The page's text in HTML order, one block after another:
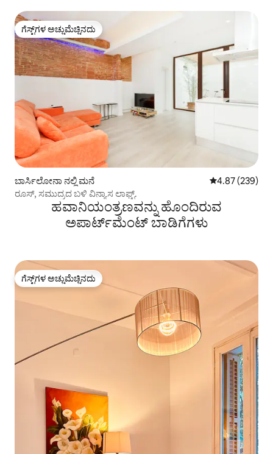
ಗೆಸ್ಟ್‌ಗಳ ಅಚ್ಚುಮೆಚ್ಚಿನದು
ಗೆಸ್ಟ್‌ಗಳ ಅಚ್ಚುಮೆಚ್ಚಿನದು
ಬಾರ್ಸಿಲೋನಾ ನಲ್ಲಿ ಮನೆ 5 ರಲ್ಲಿ 4.87
4.87 (239)
ರೂಸ್, ಸಮುದ್ರದ ಬಳಿ ವಿನ್ಯಾಸ ಲಾಫ್ಟ್.
ಹವಾನಿಯಂತ್ರಣವನ್ನು ಹೊಂದಿರುವ
ಅಪಾರ್ಟ್‌ಮೆಂಟ್‌ ಬಾಡಿಗೆಗಳು
ಗೆಸ್ಟ್‌ಗಳ ಅಚ್ಚುಮೆಚ್ಚಿನದು
ಗೆಸ್ಟ್‌ಗಳ ಅಚ್ಚುಮೆಚ್ಚಿನದು